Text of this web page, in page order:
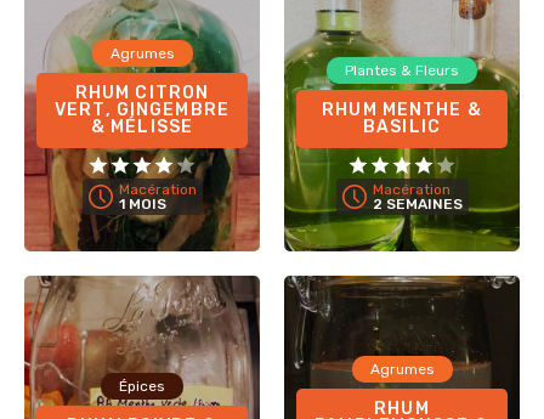
Agrumes
RHUM CITRON
VERT, GINGEMBRE
& MÉLISSE
Macération
1 MOIS
Plantes & Fleurs
RHUM MENTHE &
BASILIC
Macération
2 SEMAINES
Épices
Agrumes
RHUM